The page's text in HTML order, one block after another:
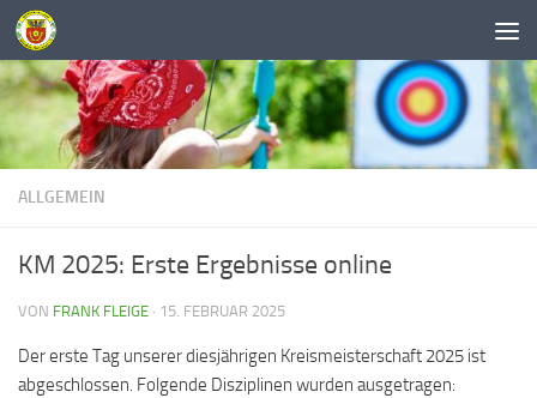
Unter dem Inhalt
ALLGEMEIN
KM 2025: Erste Ergebnisse online
VON FRANK FLEIGE · 15. FEBRUAR 2025
Der erste Tag unserer diesjährigen Kreismeisterschaft 2025 ist
abgeschlossen. Folgende Disziplinen wurden ausgetragen: